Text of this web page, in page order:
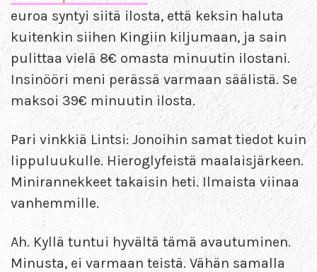
euroa syntyi siitä ilosta, että keksin haluta
kuitenkin siihen Kingiin kiljumaan, ja sain
pulittaa vielä 8€ omasta minuutin ilostani.
Insinööri meni perässä varmaan säälistä. Se
maksoi 39€ minuutin ilosta.
Pari vinkkiä Lintsi: Jonoihin samat tiedot kuin
lippuluukulle. Hieroglyfeistä maalaisjärkeen.
Minirannekkeet takaisin heti. Ilmaista viinaa
vanhemmille.
Ah. Kyllä tuntui hyvältä tämä avautuminen.
Minusta, ei varmaan teistä. Vähän samalla